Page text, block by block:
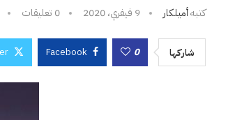
كتبهأميلكار 9 فيفري، 2020 0 تعليقات
شاركها 0
Facebook